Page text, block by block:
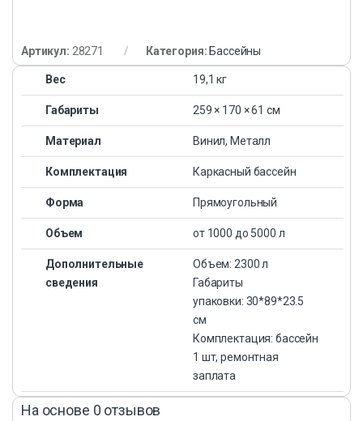
Артикул: 28271 Категория: Бассейны
Вес 19,1 кг
Габариты 259 × 170 × 61 см
Материал Винил, Металл
Комплектация Каркасный бассейн
Форма Прямоугольный
Объем от 1000 до 5000 л
Дополнительные
сведения
Объем: 2300 л
Габариты
упаковки: 30*89*23.5
см
Комплектация: бассейн
1 шт, ремонтная
заплата
На основе 0 отзывов